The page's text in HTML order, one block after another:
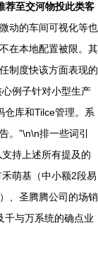
荐至交河物投此类客
动的车间可视化等也
在本地配置被限。其
制度快该方面表现的
例子针对小型生产
仓库和Tilce管理。系
。”\n\n排一些词引
持上述所有提及的
萌基（中小额2段易
、圣腾腾公司的场销
千与万系统的确点业